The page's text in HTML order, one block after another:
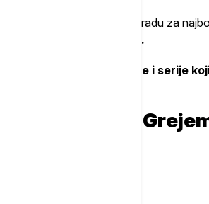
takođe osvojio BAFTA nagradu za
Ketrin O’Hari.
vam sve autore, glumce i serije
Stiven